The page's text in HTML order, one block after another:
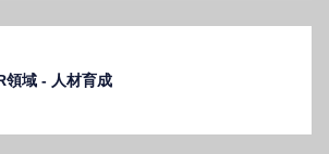
領域 - ⼈材育成